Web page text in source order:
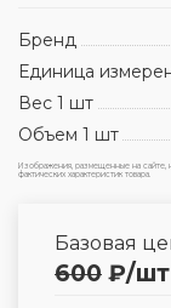
Бренд
Единица
Вес 1 шт
Объем 1 шт
Изображения, размещенные на сайте,
фактических характеристик товара.
Базовая
600 ₽/шт